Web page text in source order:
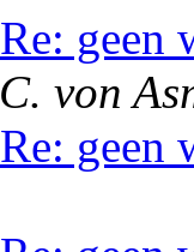
geen
von
geen